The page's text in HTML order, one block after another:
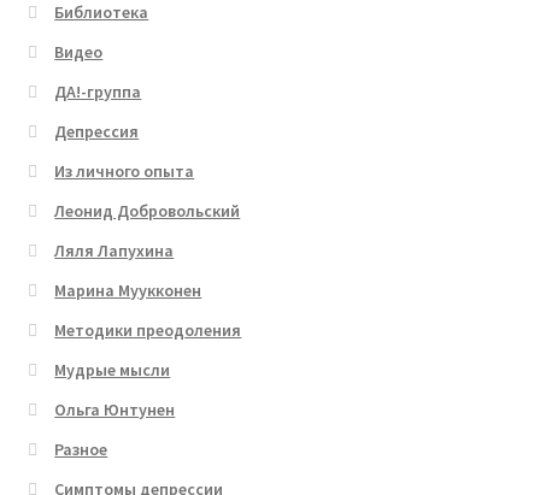
Библиотека
Видео
ДА!-группа
Депрессия
Из личного опыта
Леонид Добровольский
Ляля Лапухина
Марина Муукконен
Методики преодоления
Мудрые мысли
Ольга Юнтунен
Разное
Симптомы депрессии